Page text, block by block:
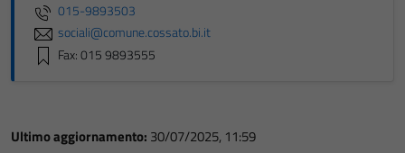
015-9893503
sociali@comune.cossato.bi.it
Fax: 015 9893555
Ultimo aggiornamento: 30/07/2025, 11:59